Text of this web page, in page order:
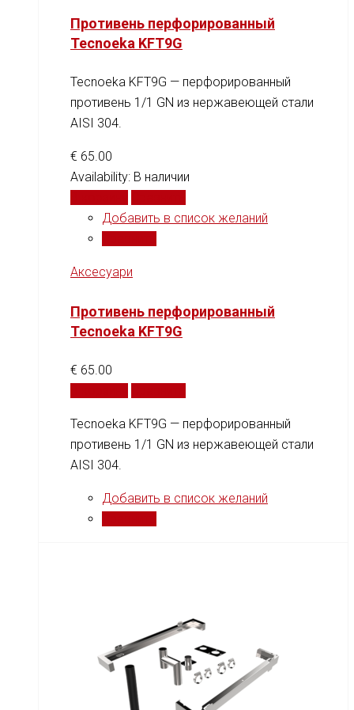
Противень перфорированный
Tecnoeka KFT9G
Tecnoeka KFT9G — перфорированный
противень 1/1 GN из нержавеющей стали
AISI 304.
€ 65.00
Availability: В наличии
Добавить в список желаний
Аксесуари
Противень перфорированный
Tecnoeka KFT9G
€ 65.00
Tecnoeka KFT9G — перфорированный
противень 1/1 GN из нержавеющей стали
AISI 304.
Добавить в список желаний